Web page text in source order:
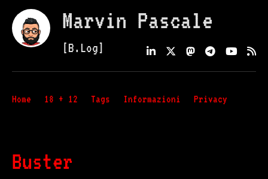
Marvin Pascale
[B.Log]
Home 18 + 12 Tags Informazioni Privacy
Buster